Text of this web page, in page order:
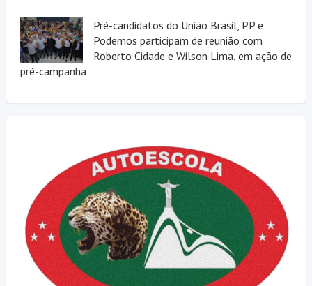
Pré-candidatos do União Brasil, PP e
Podemos participam de reunião com
Roberto Cidade e Wilson Lima, em ação de
pré-campanha